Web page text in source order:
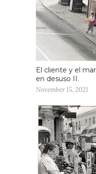
El cliente y el
en desuso II.
November 15, 2021